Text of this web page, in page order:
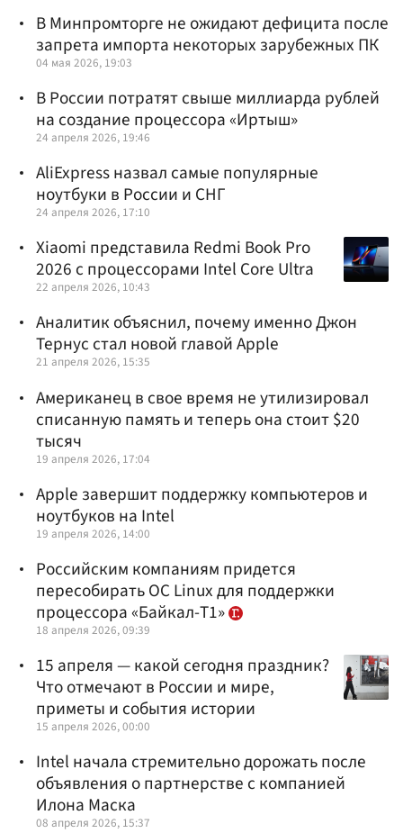
В Минпромторге не ожидают дефицита после
запрета импорта некоторых зарубежных ПК
04 мая 2026, 19:03
В России потратят свыше миллиарда рублей
на создание процессора «Иртыш»
24 апреля 2026, 19:46
AliExpress назвал самые популярные
ноутбуки в России и СНГ
24 апреля 2026, 17:10
Xiaomi представила Redmi Book Pro
2026 с процессорами Intel Core Ultra
22 апреля 2026, 10:43
Аналитик объяснил, почему именно Джон
Тернус стал новой главой Apple
21 апреля 2026, 15:35
Американец в свое время не утилизировал
списанную память и теперь она стоит $20
тысяч
19 апреля 2026, 17:04
Apple завершит поддержку компьютеров и
ноутбуков на Intel
19 апреля 2026, 14:00
Российским компаниям придется
пересобирать ОС Linux для поддержки
процессора «Байкал-Т1»
18 апреля 2026, 09:39
15 апреля — какой сегодня праздник?
Что отмечают в России и мире,
приметы и события истории
15 апреля 2026, 00:00
Intel начала стремительно дорожать после
объявления о партнерстве с компанией
Илона Маска
08 апреля 2026, 15:37